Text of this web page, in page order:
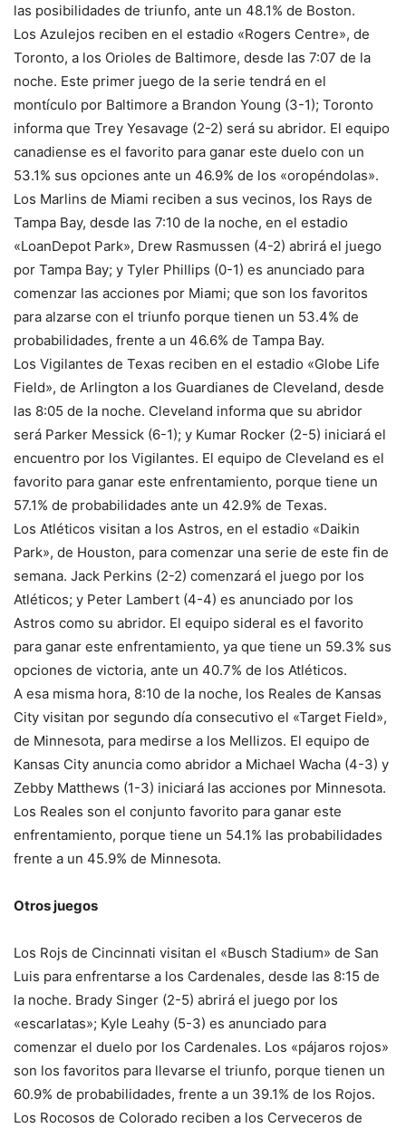
las posibilidades de triunfo, ante un 48.1% de Boston.
Los Azulejos reciben en el estadio «Rogers Centre», de
Toronto, a los Orioles de Baltimore, desde las 7:07 de la
noche. Este primer juego de la serie tendrá en el
montículo por Baltimore a Brandon Young (3-1); Toronto
informa que Trey Yesavage (2-2) será su abridor. El equipo
canadiense es el favorito para ganar este duelo con un
53.1% sus opciones ante un 46.9% de los «oropéndolas».
Los Marlins de Miami reciben a sus vecinos, los Rays de
Tampa Bay, desde las 7:10 de la noche, en el estadio
«LoanDepot Park», Drew Rasmussen (4-2) abrirá el juego
por Tampa Bay; y Tyler Phillips (0-1) es anunciado para
comenzar las acciones por Miami; que son los favoritos
para alzarse con el triunfo porque tienen un 53.4% de
probabilidades, frente a un 46.6% de Tampa Bay.
Los Vigilantes de Texas reciben en el estadio «Globe Life
Field», de Arlington a los Guardianes de Cleveland, desde
las 8:05 de la noche. Cleveland informa que su abridor
será Parker Messick (6-1); y Kumar Rocker (2-5) iniciará el
encuentro por los Vigilantes. El equipo de Cleveland es el
favorito para ganar este enfrentamiento, porque tiene un
57.1% de probabilidades ante un 42.9% de Texas.
Los Atléticos visitan a los Astros, en el estadio «Daikin
Park», de Houston, para comenzar una serie de este fin de
semana. Jack Perkins (2-2) comenzará el juego por los
Atléticos; y Peter Lambert (4-4) es anunciado por los
Astros como su abridor. El equipo sideral es el favorito
para ganar este enfrentamiento, ya que tiene un 59.3% sus
opciones de victoria, ante un 40.7% de los Atléticos.
A esa misma hora, 8:10 de la noche, los Reales de Kansas
City visitan por segundo día consecutivo el «Target Field»,
de Minnesota, para medirse a los Mellizos. El equipo de
Kansas City anuncia como abridor a Michael Wacha (4-3) y
Zebby Matthews (1-3) iniciará las acciones por Minnesota.
Los Reales son el conjunto favorito para ganar este
enfrentamiento, porque tiene un 54.1% las probabilidades
frente a un 45.9% de Minnesota.
Otros juegos
Los Rojs de Cincinnati visitan el «Busch Stadium» de San
Luis para enfrentarse a los Cardenales, desde las 8:15 de
la noche. Brady Singer (2-5) abrirá el juego por los
«escarlatas»; Kyle Leahy (5-3) es anunciado para
comenzar el duelo por los Cardenales. Los «pájaros rojos»
son los favoritos para llevarse el triunfo, porque tienen un
60.9% de probabilidades, frente a un 39.1% de los Rojos.
Los Rocosos de Colorado reciben a los Cerveceros de